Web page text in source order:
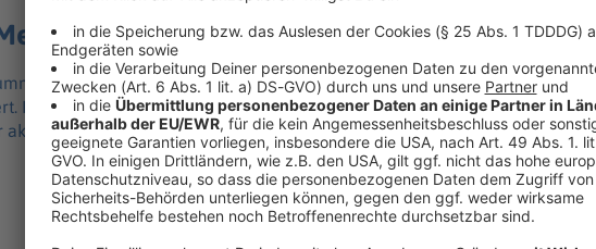
148 der Welt. Bei den Australian Open war er zuletzt in der
In dieser Woche ist Engel beim Challenger-Turnier im